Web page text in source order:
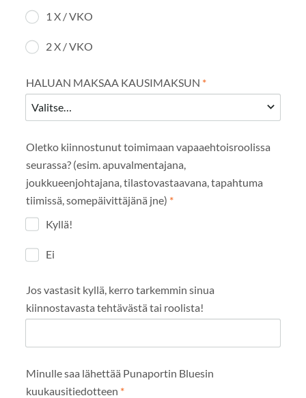
1 X / VKO
2 X / VKO
HALUAN MAKSAA KAUSIMAKSUN *
Oletko kiinnostunut toimimaan vapaaehtoisroolissa
seurassa? (esim. apuvalmentajana,
joukkueenjohtajana, tilastovastaavana, tapahtuma
tiimissä, somepäivittäjänä jne) *
Kyllä!
Ei
Jos vastasit kyllä, kerro tarkemmin sinua
kiinnostavasta tehtävästä tai roolista!
Minulle saa lähettää Punaportin Bluesin
kuukausitiedotteen *